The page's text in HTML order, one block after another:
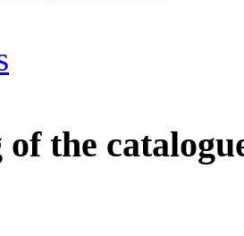
of the